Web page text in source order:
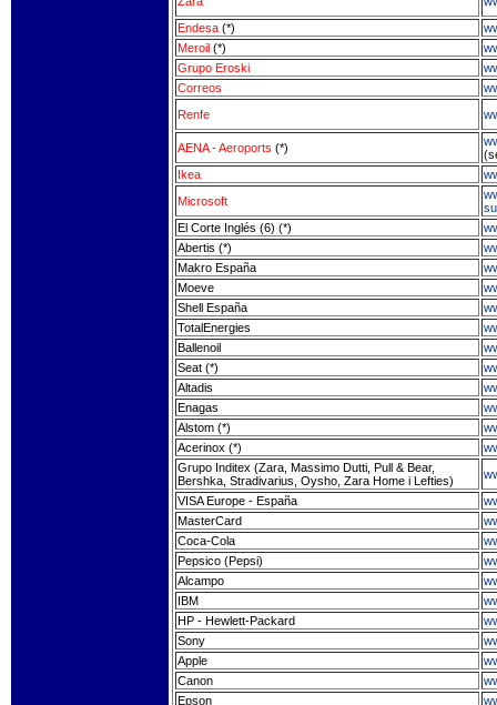
Endesa (*)
Meroil (*)
Grupo Eroski
Correos
Renfe
AENA - Aeroports (*)
Ikea
Microsoft
El Corte Inglés (6) (*)
Abertis (*)
Makro España
Moeve
Shell España
TotalEnergies
Ballenoil
Seat (*)
Altadis
Enagas
Alstom (*)
Acerinox (*)
Grupo Inditex (Zara, Massimo Dutti, Pull & Bear,
Bershka, Stradivarius, Oysho, Zara Home i Lefties)
VISA Europe - España
MasterCard
Coca-Cola
Pepsico (Pepsi)
Alcampo
IBM
HP - Hewlett-Packard
Sony
Apple
Canon
Epson